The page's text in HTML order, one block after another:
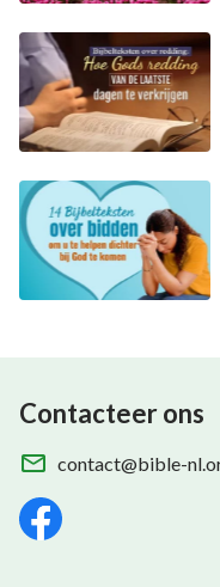
Contacteer ons
contact@bible-